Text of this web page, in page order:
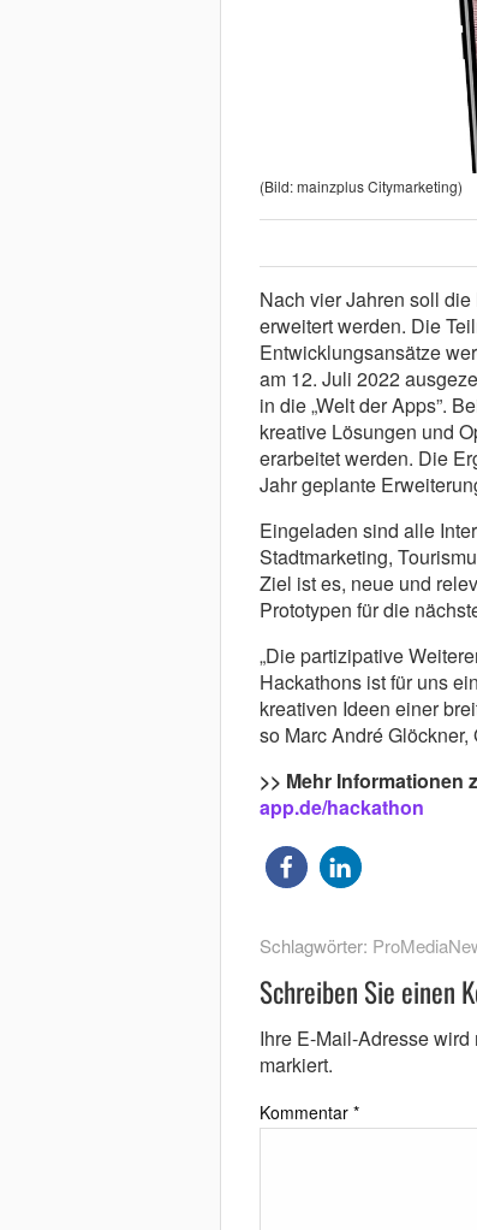
(Bild: mainzplus Citymarketing)
Nach vier Jahren soll
erweitert werden. Die
Entwicklungsansätze
am 12. Juli 2022
in die „Welt der Apps”.
kreative Lösungen und
erarbeitet werden. Die
Jahr geplante
Eingeladen sind alle
Stadtmarketing,
Ziel ist es, neue und
Prototypen für die
„Die partizipative
Hackathons ist für uns
kreativen Ideen einer
so Marc André
>> Mehr Informationen
app.de/hackathon
Schlagwörter:
Schreiben Sie einen
Ihre E-Mail-Adresse
markiert.
Kommentar *